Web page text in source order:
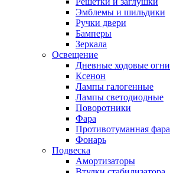
Эмблемы и шильдики
Ручки двери
Бамперы
Зеркала
Освещение
Дневные ходовые огни
Ксенон
Лампы галогенные
Лампы светодиодные
Поворотники
Фара
Противотуманная фара
Фонарь
Подвеска
Амортизаторы